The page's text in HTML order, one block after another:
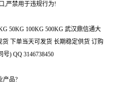
,严禁用于违规行为!
50KG 100KG 500KG 武汉鼎信通大
货 下单当天可发货 长期稳定供货 订购
号) QQ 3146738450
产品?